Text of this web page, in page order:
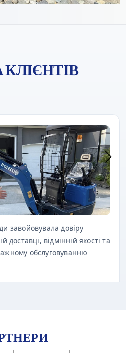
КЛІЄНТІВ
завойовувала довіру
доставці, відмінній якості та
обслуговуванню